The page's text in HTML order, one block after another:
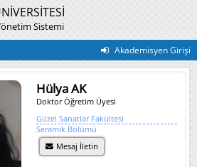
Sistemi
Akademisyen Girişi
Hülya AK
Doktor Öğretim Üyesi
Güzel Sanatlar Fakültesi
Seramik Bölümü
Mesaj İletin